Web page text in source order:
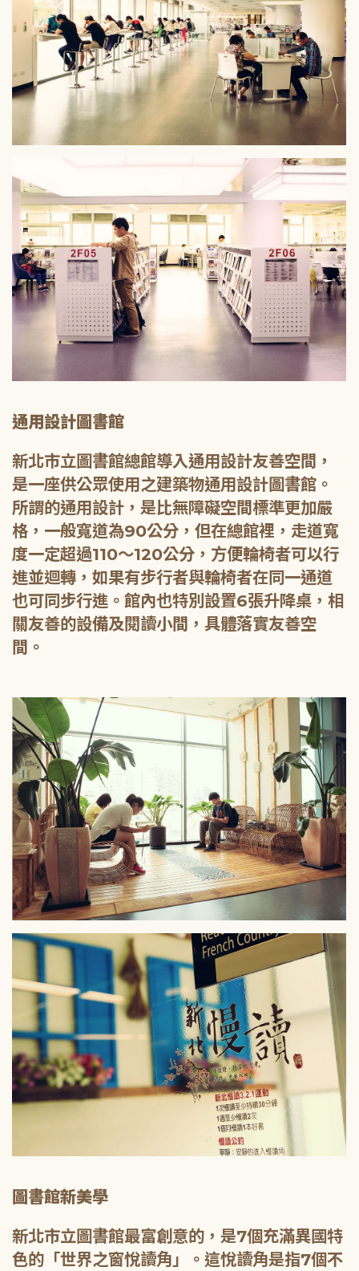
通用設計圖書館
新北市立圖書館總館導入通用設計友善空間，
是一座供公眾使用之建築物通用設計圖書館。
所謂的通用設計，是比無障礙空間標準更加嚴
格，一般寬道為90公分，但在總館裡，走道寬
度一定超過110～120公分，方便輪椅者可以行
進並迴轉，如果有步行者與輪椅者在同一通道
也可同步行進。館內也特別設置6張升降桌，相
關友善的設備及閱讀小間，具體落實友善空
間。
圖書館新美學
新北市立圖書館最富創意的，是7個充滿異國特
色的「世界之窗悅讀角」。這悅讀角是指7個不